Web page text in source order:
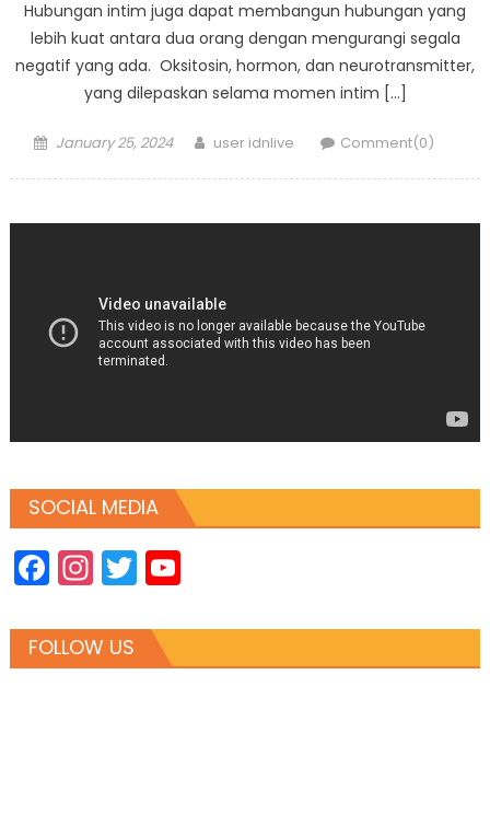
Hubungan intim juga dapat membangun hubungan yang
lebih kuat antara dua orang dengan mengurangi segala
negatif yang ada. Oksitosin, hormon, dan neurotransmitter,
yang dilepaskan selama momen intim […]
Posted
January 25, 2024 Author
user idnlive Comment(0)
SOCIAL MEDIA
Facebook
Instagram
TwitterYouTube
FOLLOW US